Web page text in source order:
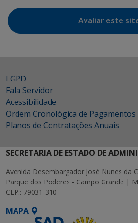
Avaliar este
LGPD
Fala Servidor
Acessibilidade
Ordem Cronológica de Pagamentos
Planos de Contratações Anuais
SECRETARIA DE ESTADO DE
Avenida Desembargador José Nunes da
Parque dos Poderes - Campo Grande |
CEP.: 79031-310
MAPA